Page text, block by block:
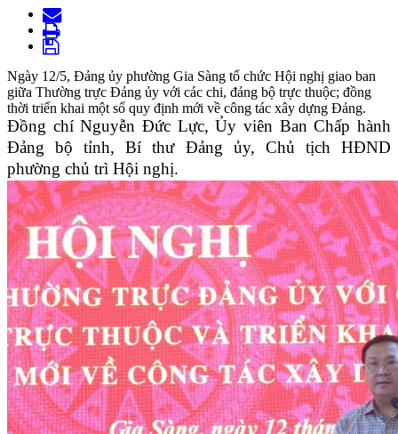
Ngày 12/5, Đảng ủy phường Gia Sàng tổ chức Hội nghị giao ban
giữa Thường trực Đảng ủy với các chi, đảng bộ trực thuộc; đồng
thời triển khai một số quy định mới về công tác xây dựng Đảng.
Đồng chí Nguyễn Đức Lực, Ủy viên Ban Chấp hành
Đảng bộ tỉnh, Bí thư Đảng ủy, Chủ tịch HĐND
phường chủ trì Hội nghị.